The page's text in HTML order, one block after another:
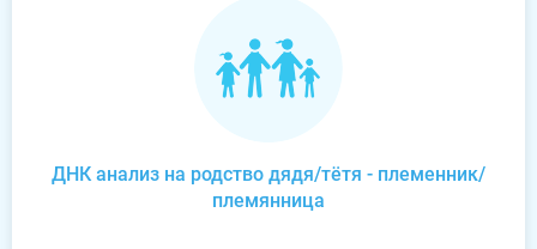
ДНК анализ на родство дядя/тётя - племенник/
племянница